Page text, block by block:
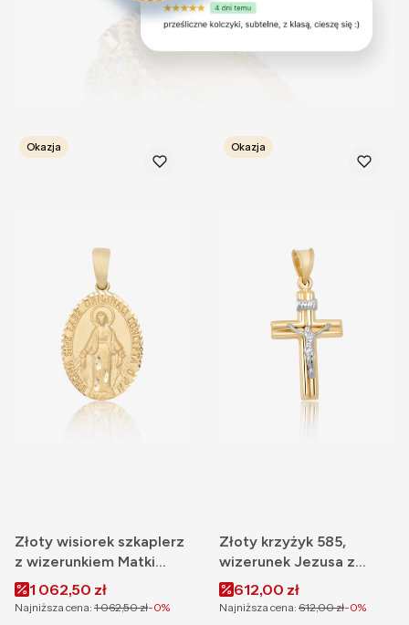
Okazja
Złoty wisiorek szkaplerz
z wizerunkiem Matki
Boskiej 585, cudowny
medalik
Cena promocyjna
1 062,50 zł
Najniższa cena: 1 062,50 zł-0%
Okazja
Złoty krzyżyk 585,
wizerunek Jezusa z
białym złotem
Cena promocyjna
612,00 zł
Najniższa cena: 612,00 zł-0%